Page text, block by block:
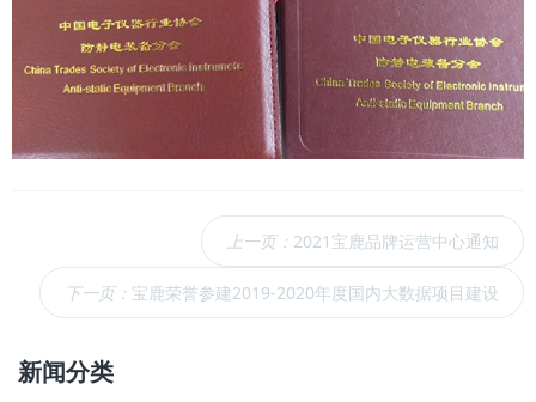
上一页： 2021宝鹿品牌运营中心通知
下一页： 宝鹿荣誉参建2019-2020年度国内大数据项目建设
新闻分类